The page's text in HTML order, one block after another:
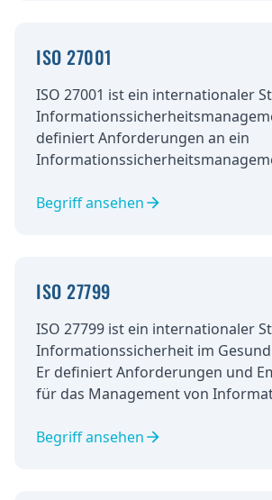
ISO 27001
ISO 27001 ist ein internationaler
definiert Anforderungen an ein
Sicherheitsmaßnahmen.
Sicherheitsverletzungen ergreifen.
Begriff ansehen
ISO 27799
ISO 27799 ist ein internationaler
Informationssicherheit im
Er definiert Anforderungen und
für das Management von
Implementierung des Standards
Begriff ansehen